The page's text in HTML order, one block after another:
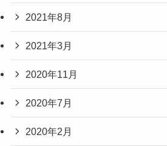
2021年8月
2021年3月
2020年11月
2020年7月
2020年2月